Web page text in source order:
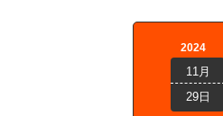
2024
11月
29日